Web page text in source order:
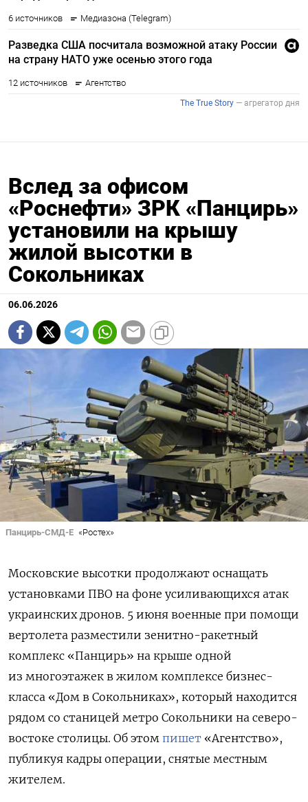
Вслед за офисом
«Роснефти» ЗРК «Панцирь»
установили на крышу
жилой высотки в
Сокольниках
06.06.2026
Панцирь-СМД-Е «Ростех»
Московские высотки продолжают оснащать
установками ПВО на фоне усиливающихся атак
украинских дронов. 5 июня военные при помощи
вертолета разместили зенитно-ракетный
комплекс «Панцирь» на крыше одной
из многоэтажек в жилом комплексе бизнес-
класса «Дом в Сокольниках», который находится
рядом со станицей метро Сокольники на северо-
востоке столицы. Об этом пишет «Агентство»,
публикуя кадры операции, снятые местным
жителем.